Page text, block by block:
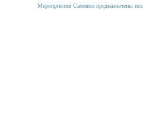
Мероприятия Саммита предназначены